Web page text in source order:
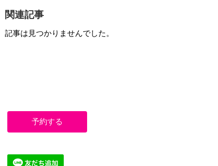
関連記事
記事は見つかりませんでした。
予約する